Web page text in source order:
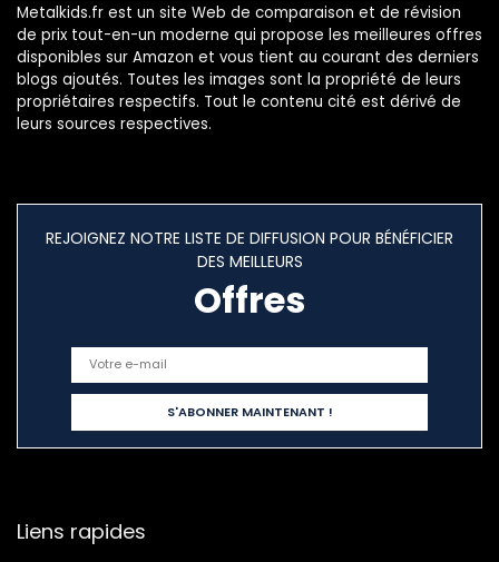
Metalkids.fr est un site Web de comparaison et de révision
de prix tout-en-un moderne qui propose les meilleures offres
disponibles sur Amazon et vous tient au courant des derniers
blogs ajoutés. Toutes les images sont la propriété de leurs
propriétaires respectifs. Tout le contenu cité est dérivé de
leurs sources respectives.
REJOIGNEZ NOTRE LISTE DE DIFFUSION POUR BÉNÉFICIER
DES MEILLEURS
Offres
Liens rapides